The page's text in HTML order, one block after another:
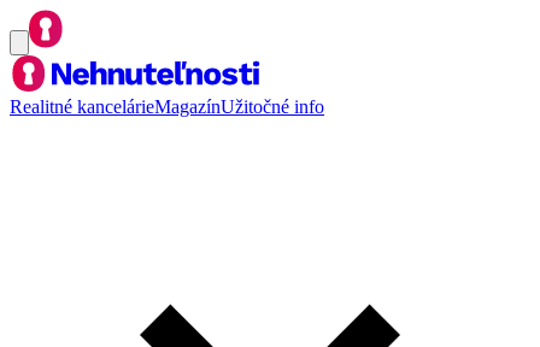
Realitné kancelárieMagazínUžitočné info